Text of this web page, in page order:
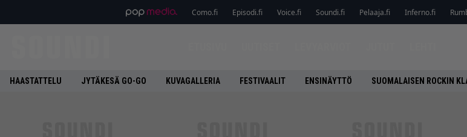
Como.fi Episodi.fi Voice.fi Soundi.fi Pelaaja.fi Inferno.fi
HAASTATTELU JYTÄKESÄ GO-GO KUVAGALLERIA FESTIVAALIT ENSINÄYTTÖ SUOMALAISEN ROCKIN